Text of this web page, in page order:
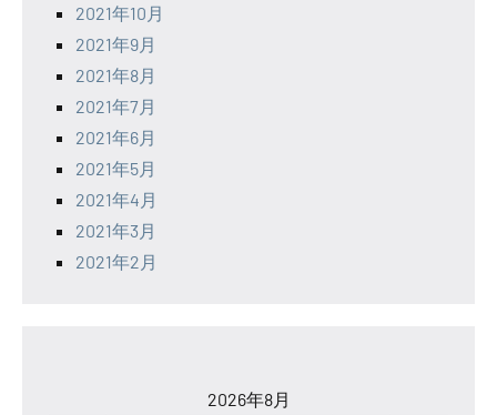
2021年10月
2021年9月
2021年8月
2021年7月
2021年6月
2021年5月
2021年4月
2021年3月
2021年2月
2026年8月